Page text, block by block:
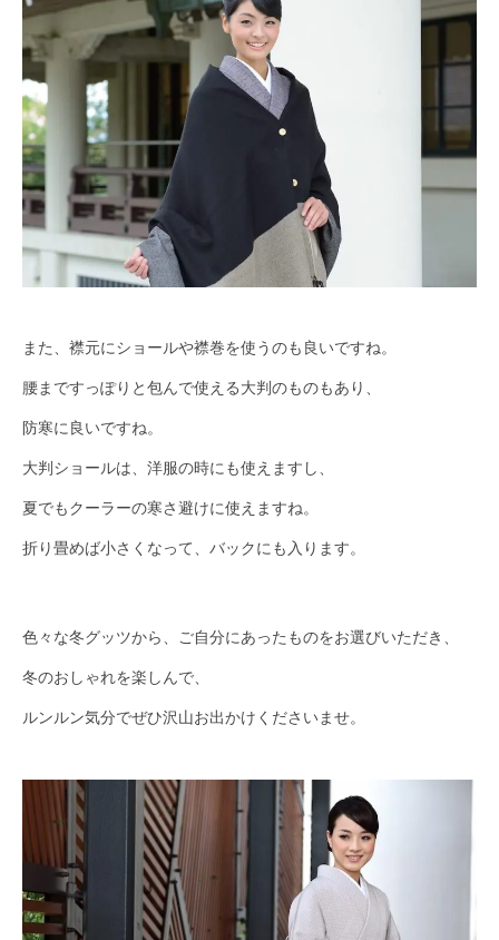
また、襟元にショールや襟巻を使うのも良いですね。
腰まですっぽりと包んで使える大判のものもあり、
防寒に良いですね。
大判ショールは、洋服の時にも使えますし、
夏でもクーラーの寒さ避けに使えますね。
折り畳めば小さくなって、バックにも入ります。
色々な冬グッツから、ご自分にあったものをお選びいただき、
冬のおしゃれを楽しんで、
ルンルン気分でぜひ沢山お出かけくださいませ。